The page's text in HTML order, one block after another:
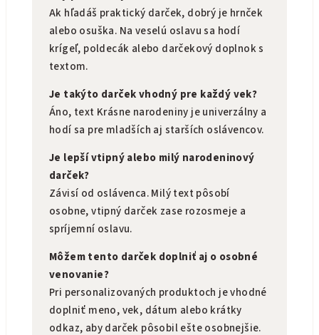
Ak hľadáš praktický darček, dobrý je hrnček
alebo osuška. Na veselú oslavu sa hodí
krígeľ, poldecák alebo darčekový doplnok s
textom.
Je takýto darček vhodný pre každý vek?
Áno, text Krásne narodeniny je univerzálny a
hodí sa pre mladších aj starších oslávencov.
Je lepší vtipný alebo milý narodeninový
darček?
Závisí od oslávenca. Milý text pôsobí
osobne, vtipný darček zase rozosmeje a
spríjemní oslavu.
Môžem tento darček doplniť aj o osobné
venovanie?
Pri personalizovaných produktoch je vhodné
doplniť meno, vek, dátum alebo krátky
odkaz, aby darček pôsobil ešte osobnejšie.